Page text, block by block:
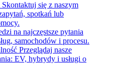
Skontaktuj się z naszym
spotkań lub
na najczęstsze pytania
samochodów i procesu.
Przeglądaj nasze
EV, hybrydy i usługi o